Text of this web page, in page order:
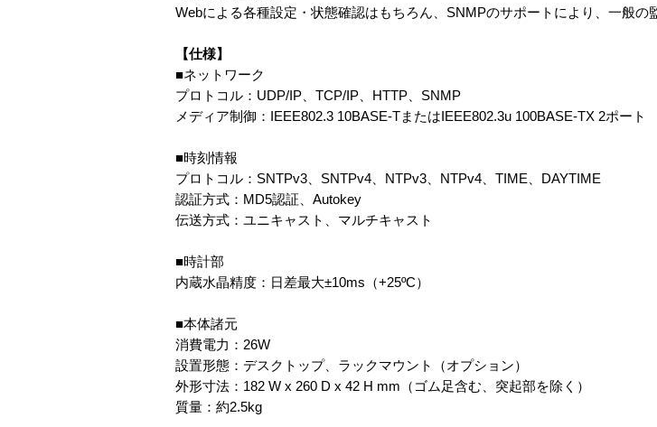
Webによる各種設定・状態確認はもちろん、SNMPのサポートにより、一般の
【仕様】
■ネットワーク
プロトコル：UDP/IP、TCP/IP、HTTP、SNMP
メディア制御：IEEE802.3 10BASE-TまたはIEEE802.3u 100BASE-TX 2ポート
■時刻情報
プロトコル：SNTPv3、SNTPv4、NTPv3、NTPv4、TIME、DAYTIME
認証方式：MD5認証、Autokey
伝送方式：ユニキャスト、マルチキャスト
■時計部
内蔵水晶精度：日差最大±10ms（+25ºC）
■本体諸元
消費電力：26W
設置形態：デスクトップ、ラックマウント（オプション）
外形寸法：182 W x 260 D x 42 H mm（ゴム足含む、突起部を除く）
質量：約2.5kg